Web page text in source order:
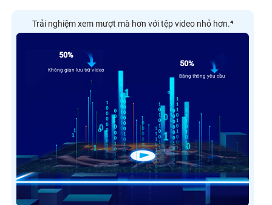
Trải nghiệm xem mượt mà hơn với tệp video nhỏ hơn.⁴
50%
Không gian lưu trữ video
50%
Băng thông yêu cầu